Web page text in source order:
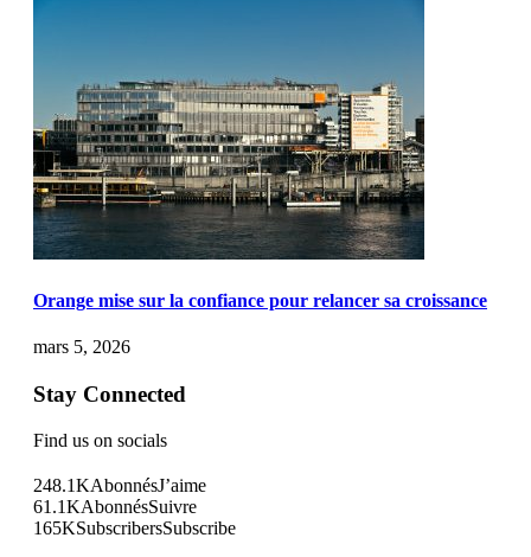
Orange mise sur la confiance pour relancer sa croissance
mars 5, 2026
Stay Connected
Find us on socials
248.1KAbonnésJ’aime
61.1KAbonnésSuivre
165KSubscribersSubscribe